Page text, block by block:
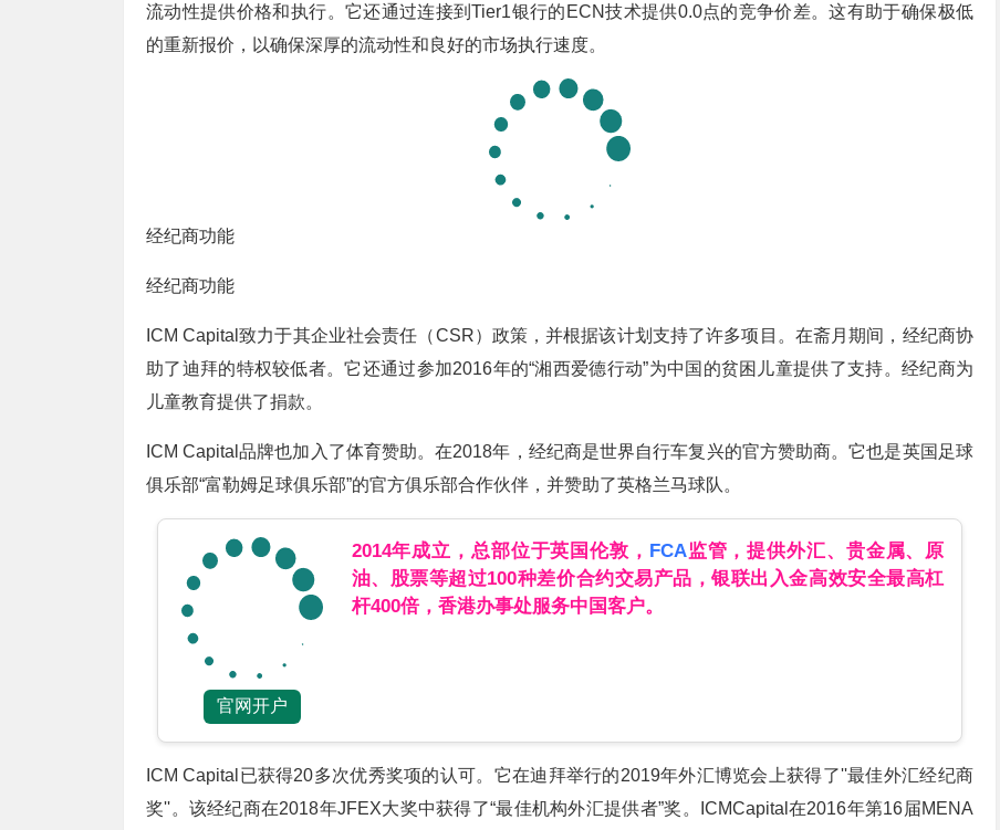
流动性提供价格和执行。它还通过连接到Tier1银行的ECN技术提供0.0点的竞争价差。这有助于确保极低
的重新报价，以确保深厚的流动性和良好的市场执行速度。
经纪商功能
经纪商功能
ICM Capital致力于其企业社会责任（CSR）政策，并根据该计划支持了许多项目。在斋月期间，经纪商协
助了迪拜的特权较低者。它还通过参加2016年的“湘西爱德行动”为中国的贫困儿童提供了支持。经纪商为
儿童教育提供了捐款。
ICM Capital品牌也加入了体育赞助。在2018年，经纪商是世界自行车复兴的官方赞助商。它也是英国足球
俱乐部“富勒姆足球俱乐部”的官方俱乐部合作伙伴，并赞助了英格兰马球队。
官网开户
2014年成立，总部位于英国伦敦， FCA监管，提供外汇、贵金属、原
油、股票等超过100种差价合约交易产品，银联出入金高效安全最高杠
杆400倍，香港办事处服务中国客户。
ICM Capital已获得20多次优秀奖项的认可。它在迪拜举行的2019年外汇博览会上获得了''最佳外汇经纪商
奖''。该经纪商在2018年JFEX大奖中获得了“最佳机构外汇提供者”奖。ICMCapital在2016年第16届MENA